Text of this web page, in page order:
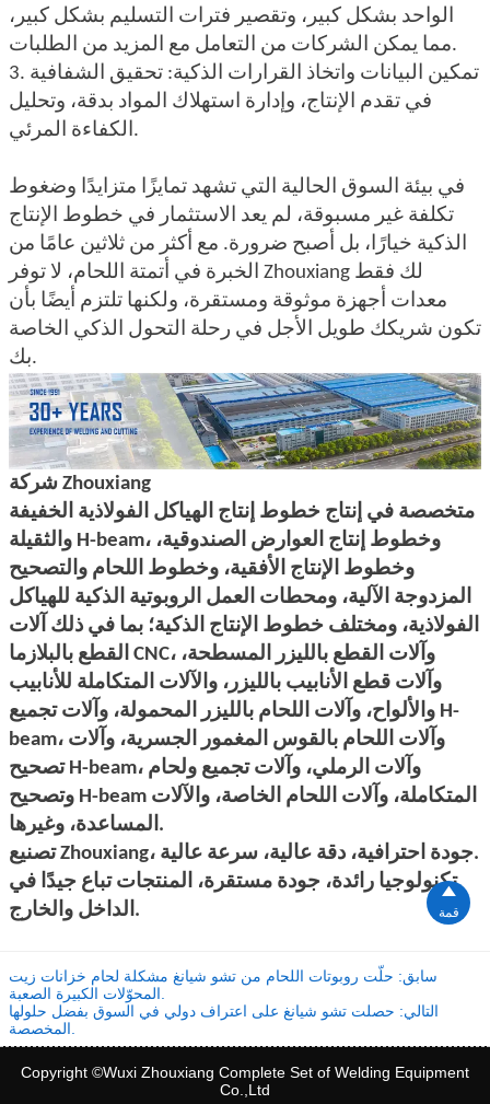
الواحد بشكل كبير، وتقصير فترات التسليم بشكل كبير،
مما يمكن الشركات من التعامل مع المزيد من الطلبات.
3. تمكين البيانات واتخاذ القرارات الذكية: تحقيق الشفافية
في تقدم الإنتاج، وإدارة استهلاك المواد بدقة، وتحليل
الكفاءة المرئي.
في بيئة السوق الحالية التي تشهد تمايزًا متزايدًا وضغوط
تكلفة غير مسبوقة، لم يعد الاستثمار في خطوط الإنتاج
الذكية خيارًا، بل أصبح ضرورة. مع أكثر من ثلاثين عامًا من
الخبرة في أتمتة اللحام، لا توفر Zhouxiang لك فقط
معدات أجهزة موثوقة ومستقرة، ولكنها تلتزم أيضًا بأن
تكون شريكك طويل الأجل في رحلة التحول الذكي الخاصة
بك.
شركة Zhouxiang
متخصصة في إنتاج خطوط إنتاج الهياكل الفولاذية الخفيفة
والثقيلة H-beam، وخطوط إنتاج العوارض الصندوقية،
وخطوط الإنتاج الأفقية، وخطوط اللحام والتصحيح
المزدوجة الآلية، ومحطات العمل الروبوتية الذكية للهياكل
الفولاذية، ومختلف خطوط الإنتاج الذكية؛ بما في ذلك آلات
القطع بالبلازما CNC، وآلات القطع بالليزر المسطحة،
وآلات قطع الأنابيب بالليزر، والآلات المتكاملة للأنابيب
والألواح، وآلات اللحام بالليزر المحمولة، وآلات تجميع H-
beam، وآلات اللحام بالقوس المغمور الجسرية، وآلات
تصحيح H-beam، وآلات الرملي، وآلات تجميع ولحام
وتصحيح H-beam المتكاملة، وآلات اللحام الخاصة، والآلات
المساعدة، وغيرها.
تصنيع Zhouxiang، جودة احترافية، دقة عالية، سرعة عالية.
تكنولوجيا رائدة، جودة مستقرة، المنتجات تباع جيدًا في
الداخل والخارج.
سابق: حلّت روبوتات اللحام من تشو شيانغ مشكلة لحام خزانات زيت
التالي: حصلت تشو شيانغ على اعتراف دولي في السوق بفضل حلولها
Copyright ©Wuxi Zhouxiang Complete Set of Welding Equipment
Co.,Ltd

قمة